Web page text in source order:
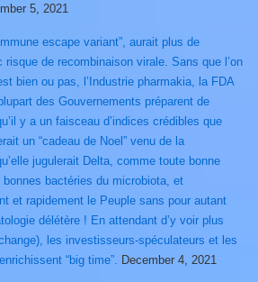
5, 2021
variant”, aurait plus de
de recombinaison virale. Sans que l’on
bien ou pas, l’Industrie pharmakia, la FDA
des Gouvernements préparent de
y a un faisceau d’indices crédibles que
un “cadeau de Noel” venu de la
jugulerait Delta, comme toute bonne
bactéries du microbiota, et
et rapidement le Peuple sans pour autant
délétère ! En attendant d’y voir plus
les investisseurs-spéculateurs et les
“big time”. December 4, 2021